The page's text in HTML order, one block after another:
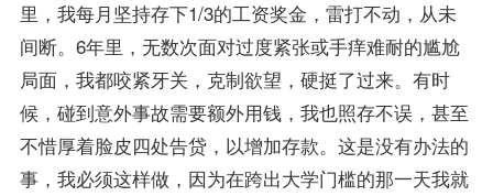
里，我每月坚持存下1/3的工资奖金，雷打不动，从未
间断。6年里，无数次面对过度紧张或手痒难耐的尴尬
局面，我都咬紧牙关，克制欲望，硬挺了过来。有时
候，碰到意外事故需要额外用钱，我也照存不误，甚至
不惜厚着脸皮四处告贷，以增加存款。这是没有办法的
事，我必须这样做，因为在跨出大学门槛的那一天我就